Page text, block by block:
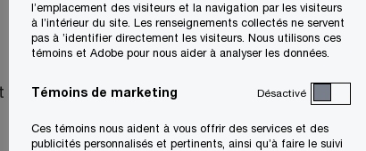
les échanges commerciaux
l’emplacement des visiteurs et la navigation par les visiteurs
à l’intérieur du site. Les renseignements collectés ne servent
pas à ’identifier directement les visiteurs. Nous utilisons ces
témoins et Adobe pour nous aider à analyser les données.
Témoins de marketing Désactivé
Ces témoins nous aident à vous offrir des services et des
publicités personnalisés et pertinents, ainsi qu’à faire le suivi